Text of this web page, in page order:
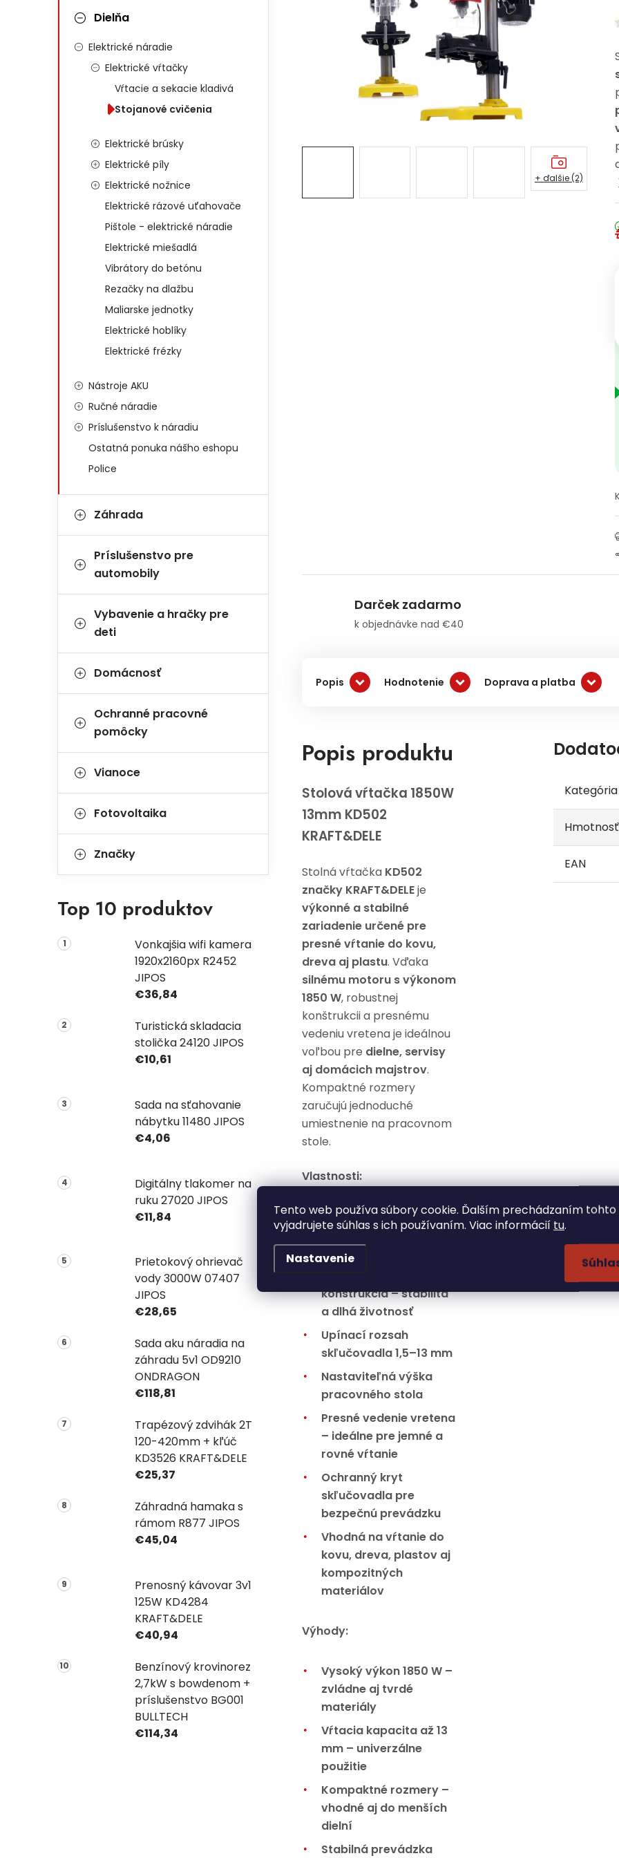
Tento web používa súbory cookie. Ďalším prechádzaním tohto
vyjadrujete súhlas s ich používaním. Viac informácií tu.
Nastavenie
Dielňa
Elektrické náradie
Elektrické vŕtačky
Vŕtacie a sekacie kladivá
Stojanové cvičenia
Elektrické brúsky
Elektrické píly
Elektrické nožnice
Elektrické rázové uťahovače
Pištole - elektrické náradie
Elektrické miešadlá
Vibrátory do betónu
Rezačky na dlažbu
Maliarske jednotky
Elektrické hoblíky
Elektrické frézky
Nástroje AKU
Ručné náradie
Príslušenstvo k náradiu
Ostatná ponuka nášho eshopu
Police
Záhrada
Príslušenstvo pre
automobily
Vybavenie a hračky pre
deti
Domácnosť
Ochranné pracovné
pomôcky
Vianoce
Fotovoltaika
Značky
Top 10 produktov
Vonkajšia wifi kamera
1920x2160px R2452
JIPOS
€36,84
Turistická skladacia
stolička 24120 JIPOS
€10,61
Sada na sťahovanie
nábytku 11480 JIPOS
€4,06
Digitálny tlakomer na
ruku 27020 JIPOS
€11,84
Prietokový ohrievač
vody 3000W 07407
JIPOS
€28,65
Sada aku náradia na
záhradu 5v1 OD9210
ONDRAGON
€118,81
Trapézový zdvihák 2T
120-420mm + kľúč
KD3526 KRAFT&DELE
€25,37
Záhradná hamaka s
rámom R877 JIPOS
€45,04
Prenosný kávovar 3v1
125W KD4284
KRAFT&DELE
€40,94
Benzínový krovinorez
2,7kW s bowdenom +
príslušenstvo BG001
BULLTECH
€114,34
+ ďalšie (2)
Darček zadarmo
k objednávke nad €40
Popis Hodnotenie Doprava a platba
Popis produktu
Stolová vŕtačka 1850W
13mm KD502
KRAFT&DELE
Stolná vŕtačka KD502
značky KRAFT&DELEje
výkonné a stabilné
zariadenie určené pre
presné vŕtanie do kovu,
dreva aj plastu. Vďaka
silnému motoru s výkonom
1850 W, robustnej
konštrukcii a presnému
vedeniu vretena je ideálnou
voľbou pre dielne, servisy
aj domácich majstrov.
Kompaktné rozmery
zaručujú jednoduché
umiestnenie na pracovnom
stole.
Vlastnosti:
Výkonný motor 1850 W
pre náročné vŕtacie
práce
konštrukcia – stabilita
a dlhá životnosť
Upínací rozsah
skľučovadla 1,5–13 mm
Nastaviteľná výška
pracovného stola
Presné vedenie vretena
– ideálne pre jemné a
rovné vŕtanie
Ochranný kryt
skľučovadla pre
bezpečnú prevádzku
Vhodná na vŕtanie do
kovu, dreva, plastov aj
kompozitných
materiálov
Výhody:
Vysoký výkon 1850 W –
zvládne aj tvrdé
materiály
Vŕtacia kapacita až 13
mm – univerzálne
použitie
Kompaktné rozmery –
vhodné aj do menších
dielní
Stabilná prevádzka
Kategória
Hmotnosť
EAN